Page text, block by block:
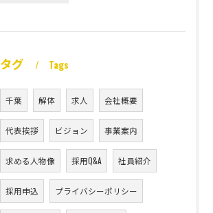
タグ Tags
千葉 解体 求人 会社概要
代表挨拶 ビジョン 事業案内
求める人物像 採用Q&A 社員紹介
採用申込 プライバシーポリシー